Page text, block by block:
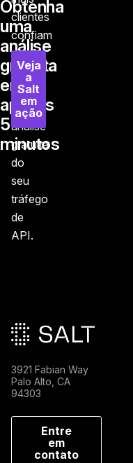
Obtenha
uma
análise
gratuita
em
apenas
5
minutos
clientes
confiam
na
Salt
com
uma
análise
gratuita
do
seu
tráfego
de
API.
Veja
a
Salt
em
ação
3921 Fabian Way
Palo Alto, CA
94303
Entre
em
contato